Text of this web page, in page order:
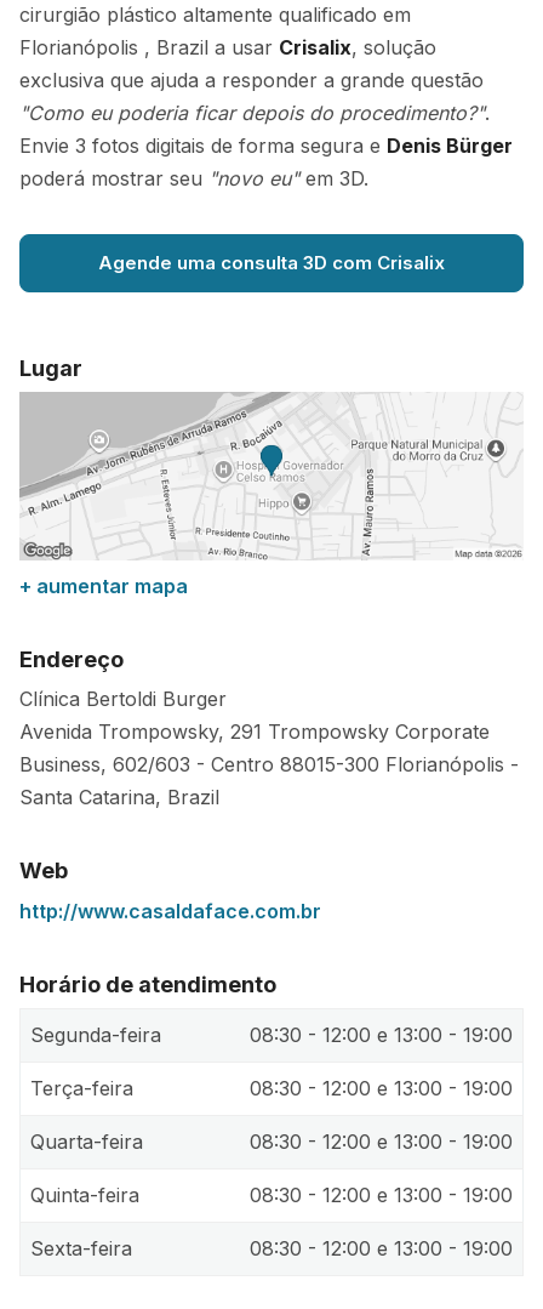
cirurgião plástico altamente qualificado em
Florianópolis , Brazil a usar Crisalix, solução
exclusiva que ajuda a responder a grande questão
"Como eu poderia ficar depois do procedimento?".
Envie 3 fotos digitais de forma segura e Denis Bürger
poderá mostrar seu "novo eu"em 3D.
Agende uma consulta 3D com Crisalix
Lugar
+ aumentar mapa
Endereço
Clínica Bertoldi Burger
Avenida Trompowsky, 291 Trompowsky Corporate
Business, 602/603 - Centro 88015-300 Florianópolis -
Santa Catarina, Brazil
Web
http://www.casaldaface.com.br
Horário de atendimento
Segunda-feira 08:30 - 12:00 e 13:00 - 19:00
Terça-feira 08:30 - 12:00 e 13:00 - 19:00
Quarta-feira 08:30 - 12:00 e 13:00 - 19:00
Quinta-feira 08:30 - 12:00 e 13:00 - 19:00
Sexta-feira 08:30 - 12:00 e 13:00 - 19:00